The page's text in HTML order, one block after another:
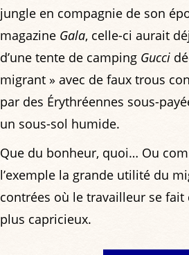
jungle en compagnie de son
magazine Gala, celle-ci aurait
d’une tente de camping Gucci
migrant » avec de faux trous
par des Érythréennes sous-
un sous-sol humide.
Que du bonheur, quoi… Ou
l’exemple la grande utilité du
contrées où le travailleur se
plus capricieux.